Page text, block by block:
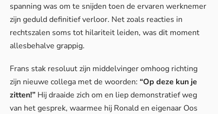
spanning was om te snijden toen de ervaren werknemer
zijn geduld definitief verloor. Net zoals reacties in
rechtszalen soms tot hilariteit leiden, was dit moment
allesbehalve grappig.
Frans stak resoluut zijn middelvinger omhoog richting
zijn nieuwe collega met de woorden: “Op deze kun je
zitten!” Hij draaide zich om en liep demonstratief weg
van het gesprek, waarmee hij Ronald en eigenaar Oos